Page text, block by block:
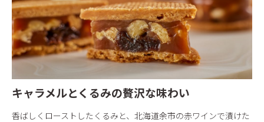
キャラメルとくるみの贅沢な味わい
香ばしくローストしたくるみと、北海道余市の赤ワインで漬けた